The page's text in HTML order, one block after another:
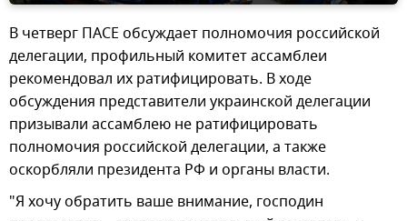
В четверг ПАСЕ обсуждает полномочия российской
делегации, профильный комитет ассамблеи
рекомендовал их ратифицировать. В ходе
обсуждения представители украинской делегации
призывали ассамблею не ратифицировать
полномочия российской делегации, а также
оскорбляли президента РФ и органы власти.
"Я хочу обратить ваше внимание, господин